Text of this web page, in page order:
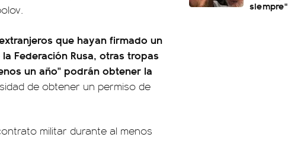
que hayan firmado un
Federación Rusa, otras tropas
un año" podrán obtener la
de obtener un permiso de
militar durante al menos
siempre"